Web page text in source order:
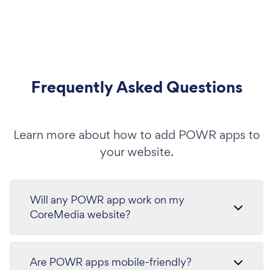
Frequently Asked Questions
Learn more about how to add POWR apps to
your website.
Will any POWR app work on my
CoreMedia website?
Are POWR apps mobile-friendly?